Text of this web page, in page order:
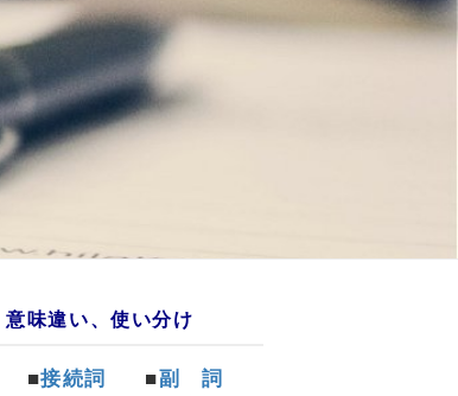
意味違い、使い分け
■接続詞 ■副 詞